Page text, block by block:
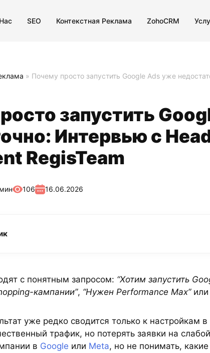
SEO Контекстная Реклама ZohoCRM
» Почему просто запустить Google Ads уже
запустить
Интервью с
RegisTeam
106 16.06.2026
с понятным запросом: “Хотим запустить
кампании”, “Нужен Performance Max”или
уже редко сводится только к настройкам
трафик, но потерять заявки на
в Google или Meta, но не понимать,